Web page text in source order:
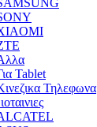
Tablet
Τηλεφωνα